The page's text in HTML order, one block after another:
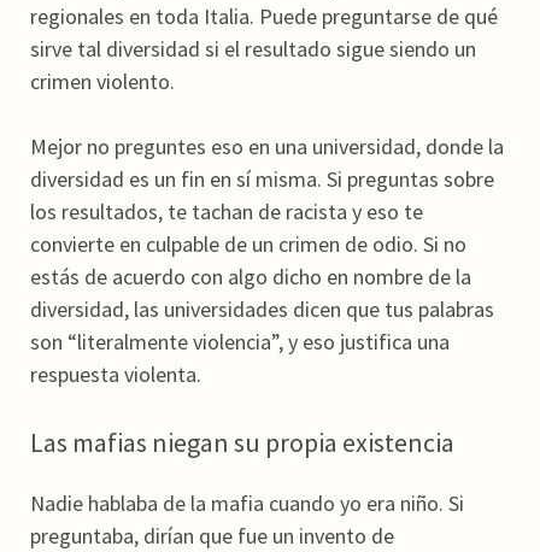
regionales en toda Italia. Puede preguntarse de qué
sirve tal diversidad si el resultado sigue siendo un
crimen violento.
Mejor no preguntes eso en una universidad, donde la
diversidad es un fin en sí misma. Si preguntas sobre
los resultados, te tachan de racista y eso te
convierte en culpable de un crimen de odio. Si no
estás de acuerdo con algo dicho en nombre de la
diversidad, las universidades dicen que tus palabras
son “literalmente violencia”, y eso justifica una
respuesta violenta.
Las mafias niegan su propia existencia
Nadie hablaba de la mafia cuando yo era niño. Si
preguntaba, dirían que fue un invento de